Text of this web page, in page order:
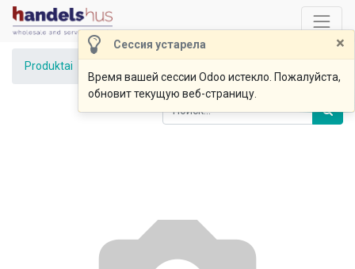
Сессия устарела ×
Время вашей сессии Odoo истекло. Пожалуйста,
обновит текущую веб-страницу.
Produktai